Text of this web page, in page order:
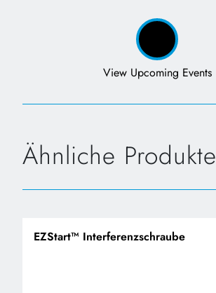
View Upcoming Events
Ähnliche Produkte
EZStart™ Interferenzschraube